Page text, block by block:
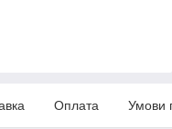
Оплата Умови